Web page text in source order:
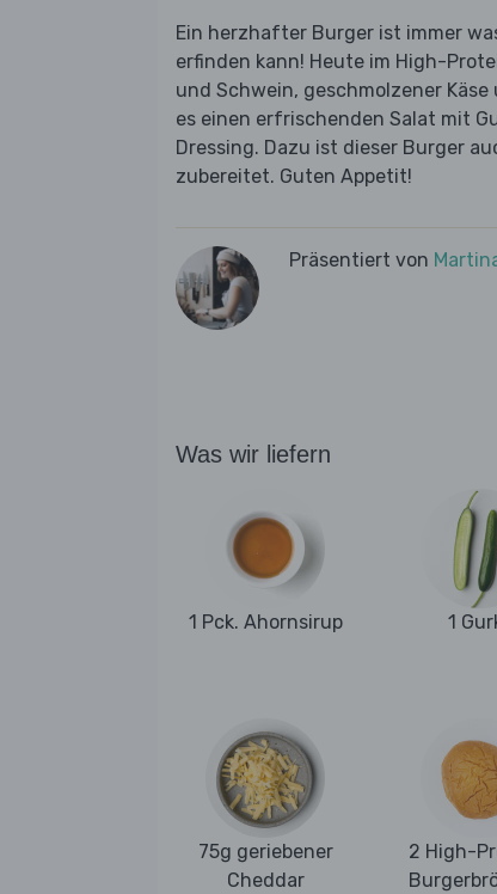
Ein herzhafter Burger ist immer
erfinden kann! Heute im High-
und Schwein, geschmolzener
es einen erfrischenden Salat mit
Dressing. Dazu ist dieser Burger
zubereitet. Guten Appetit!
Präsentiert von
Was wir liefern
1 Pck. Ahornsirup 1
75g geriebener
Cheddar
2 High-